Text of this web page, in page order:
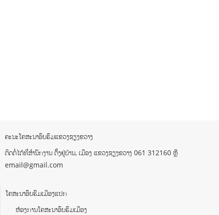
ຄະນະໂຄສະນາອົບຮົມແຂວງຊຽງຂວາງ
ຕິດຕໍ່ໄດ້ທີ່ສຳນັກງານ ຕັ້ງຢູ່ບ້ານ, ເມືອງ ແຂວງຊຽງຂວາງ 061 312160 ຫຼື
email@gmail.com
ໂຄສະນາອົບຮົມເມືອງແປກ
ຫ້ອງການໂຄສະນາອົບຮົມເມືອງ